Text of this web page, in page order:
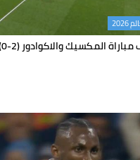
المكسيك والاكوادور (2-0) كاس العالم